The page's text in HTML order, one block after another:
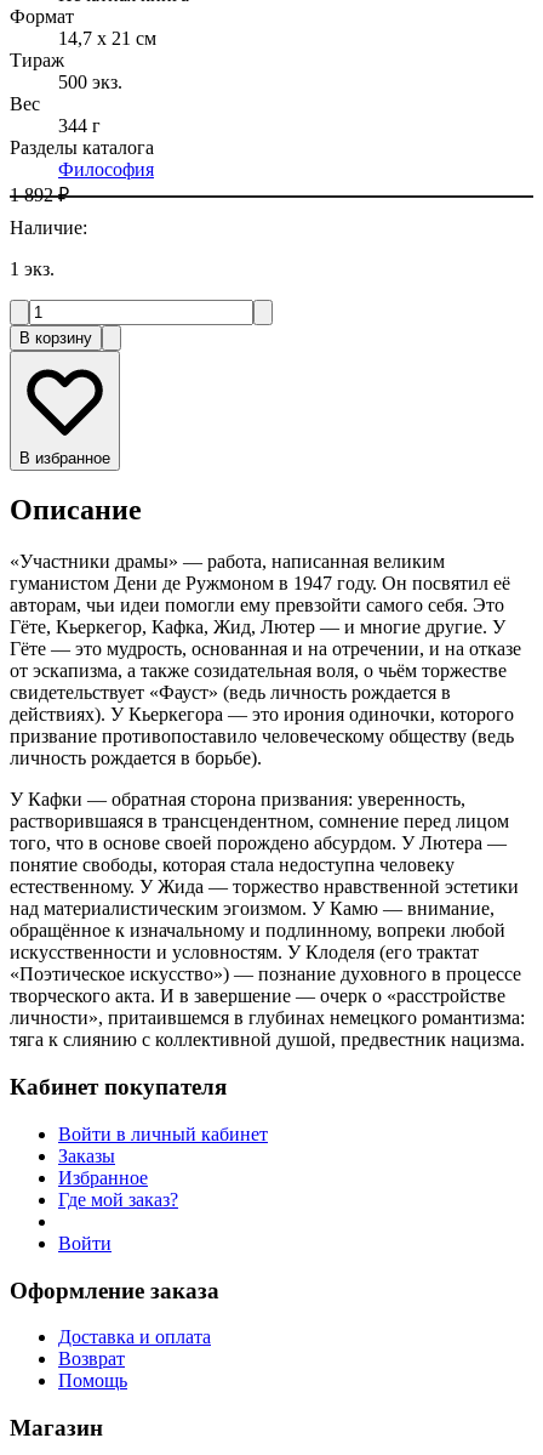
Формат
14,7 x 21 см
Тираж
500 экз.
Вес
344 г
Разделы каталога
Философия
1 892 ₽
Наличие:
1 экз.
В корзину
В избранное
Описание
«Участники драмы» — работа, написанная великим
гуманистом Дени де Ружмоном в 1947 году. Он посвятил её
авторам, чьи идеи помогли ему превзойти самого себя. Это
Гёте, Кьеркегор, Кафка, Жид, Лютер — и многие другие. У
Гёте — это мудрость, основанная и на отречении, и на отказе
от эскапизма, а также созидательная воля, о чьём торжестве
свидетельствует «Фауст» (ведь личность рождается в
действиях). У Кьеркегора — это ирония одиночки, которого
призвание противопоставило человеческому обществу (ведь
личность рождается в борьбе).
У Кафки — обратная сторона призвания: уверенность,
растворившаяся в трансцендентном, сомнение перед лицом
того, что в основе своей порождено абсурдом. У Лютера —
понятие свободы, которая стала недоступна человеку
естественному. У Жида — торжество нравственной эстетики
над материалистическим эгоизмом. У Камю — внимание,
обращённое к изначальному и подлинному, вопреки любой
искусственности и условностям. У Клоделя (его трактат
«Поэтическое искусство») — познание духовного в процессе
творческого акта. И в завершение — очерк о «расстройстве
личности», притаившемся в глубинах немецкого романтизма:
тяга к слиянию с коллективной душой, предвестник нацизма.
Кабинет покупателя
Войти в личный кабинет
Заказы
Избранное
Где мой заказ?
Войти
Оформление заказа
Доставка и оплата
Возврат
Помощь
Магазин